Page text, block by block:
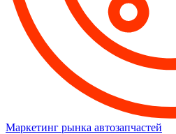
Маркетинг рынка автозапчастей